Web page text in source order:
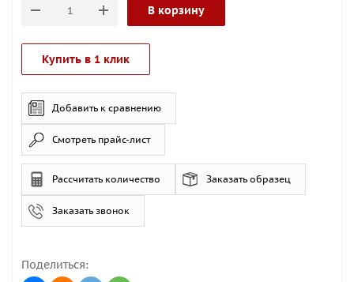
В корзину
Купить в 1 клик
Смотреть прайс-лист
Добавить к сравнению
Рассчитать количество Заказать образец
Заказать звонок
Поделиться: